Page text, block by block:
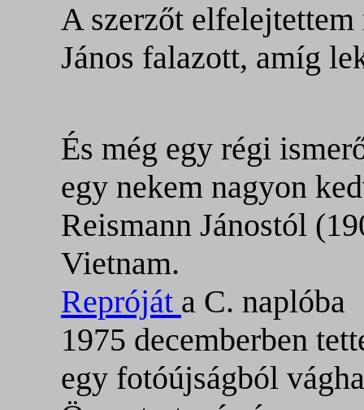
A szerzőt elfelejtettem
János falazott, amíg
És még egy régi
egy nekem nagyon
Reismann Jánostól
Vietnam.
Repróját a C. naplóba
1975 decemberben
egy fotóújságból